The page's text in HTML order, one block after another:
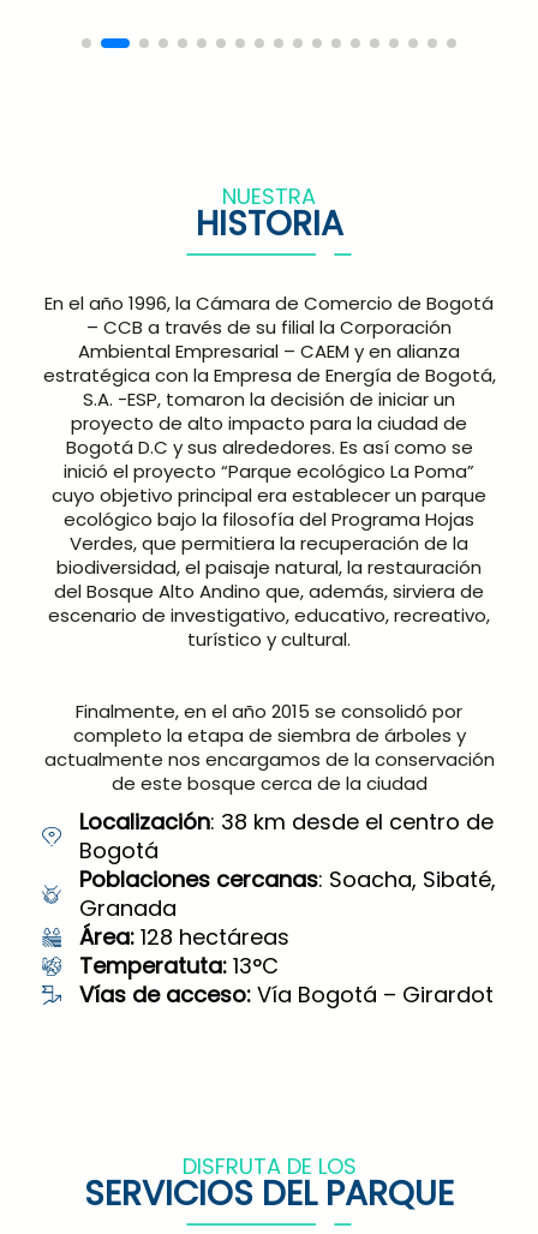
NUESTRA
HISTORIA
En el año 1996, la Cámara de Comercio de Bogotá
– CCB a través de su filial la Corporación
Ambiental Empresarial – CAEM y en alianza
estratégica con la Empresa de Energía de Bogotá,
S.A. -ESP, tomaron la decisión de iniciar un
proyecto de alto impacto para la ciudad de
Bogotá D.C y sus alrededores. Es así como se
inició el proyecto “Parque ecológico La Poma”
cuyo objetivo principal era establecer un parque
ecológico bajo la filosofía del Programa Hojas
Verdes, que permitiera la recuperación de la
biodiversidad, el paisaje natural, la restauración
del Bosque Alto Andino que, además, sirviera de
escenario de investigativo, educativo, recreativo,
turístico y cultural.
Finalmente, en el año 2015 se consolidó por
completo la etapa de siembra de árboles y
actualmente nos encargamos de la conservación
de este bosque cerca de la ciudad
Localización: 38 km desde el centro de
Bogotá
Poblaciones cercanas: Soacha, Sibaté,
Granada
Área:128 hectáreas
Temperatuta:13°C
Vías de acceso:Vía Bogotá – Girardot
DISFRUTA DE LOS
SERVICIOS DEL PARQUE